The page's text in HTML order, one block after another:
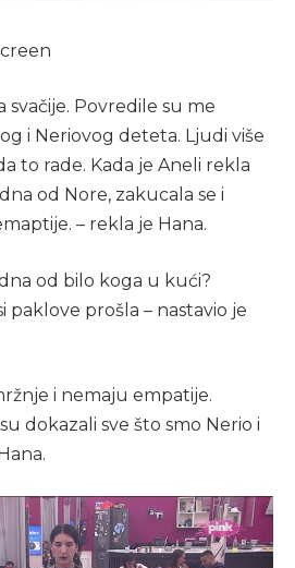
svačije. Povredile su me
i Neriovog deteta. Ljudi više
to rade. Kada je Aneli rekla
od Nore, zakucala se i
– rekla je Hana.
od bilo koga u kući?
paklove prošla – nastavio je
i nemaju empatije.
dokazali sve što smo Nerio i